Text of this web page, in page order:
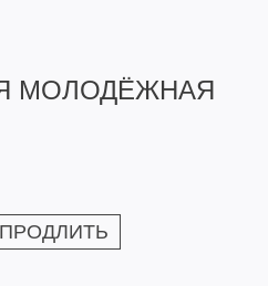
МОЛОДЁЖНАЯ
ПРОДЛИТЬ